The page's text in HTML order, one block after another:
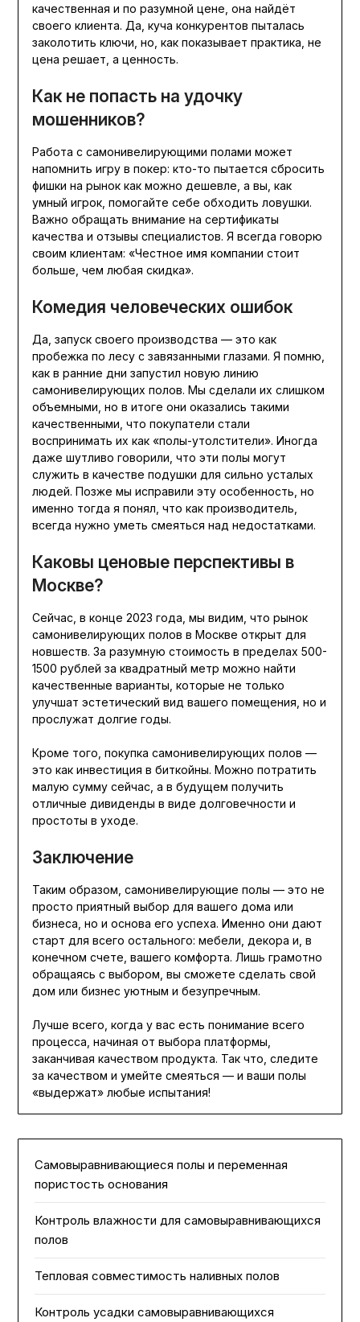
качественная и по разумной цене, она найдёт
своего клиента. Да, куча конкурентов пыталась
заколотить ключи, но, как показывает практика, не
цена решает, а ценность.
Как не попасть на удочку
мошенников?
Работа с самонивелирующими полами может
напомнить игру в покер: кто-то пытается сбросить
фишки на рынок как можно дешевле, а вы, как
умный игрок, помогайте себе обходить ловушки.
Важно обращать внимание на сертификаты
качества и отзывы специалистов. Я всегда говорю
своим клиентам: «Честное имя компании стоит
больше, чем любая скидка».
Комедия человеческих ошибок
Да, запуск своего производства — это как
пробежка по лесу с завязанными глазами. Я помню,
как в ранние дни запустил новую линию
самонивелирующих полов. Мы сделали их слишком
объемными, но в итоге они оказались такими
качественными, что покупатели стали
воспринимать их как «полы-утолстители». Иногда
даже шутливо говорили, что эти полы могут
служить в качестве подушки для сильно усталых
людей. Позже мы исправили эту особенность, но
именно тогда я понял, что как производитель,
всегда нужно уметь смеяться над недостатками.
Каковы ценовые перспективы в
Москве?
Сейчас, в конце 2023 года, мы видим, что рынок
самонивелирующих полов в Москве открыт для
новшеств. За разумную стоимость в пределах 500-
1500 рублей за квадратный метр можно найти
качественные варианты, которые не только
улучшат эстетический вид вашего помещения, но и
прослужат долгие годы.
Кроме того, покупка самонивелирующих полов —
это как инвестиция в биткойны. Можно потратить
малую сумму сейчас, а в будущем получить
отличные дивиденды в виде долговечности и
простоты в уходе.
Заключение
Таким образом, самонивелирующие полы — это не
просто приятный выбор для вашего дома или
бизнеса, но и основа его успеха. Именно они дают
старт для всего остального: мебели, декора и, в
конечном счете, вашего комфорта. Лишь грамотно
обращаясь с выбором, вы сможете сделать свой
дом или бизнес уютным и безупречным.
Лучше всего, когда у вас есть понимание всего
процесса, начиная от выбора платформы,
заканчивая качеством продукта. Так что, следите
за качеством и умейте смеяться — и ваши полы
«выдержат» любые испытания!
Самовыравнивающиеся полы и переменная
пористость основания
Контроль влажности для самовыравнивающихся
полов
Тепловая совместимость наливных полов
Контроль усадки самовыравнивающихся